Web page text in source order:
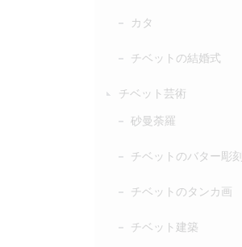
カタ
チベットの結婚式
チベット芸術
砂曼荼羅
チベットのバター彫刻
チベットのタンカ画
チベット建築